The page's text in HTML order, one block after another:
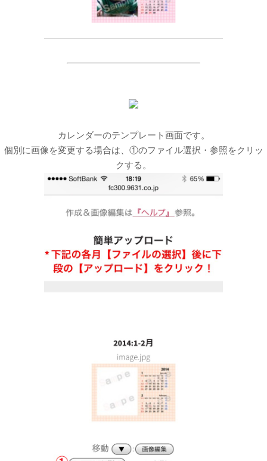
カレンダーのテンプレート画面です。
個別に画像を変更する場合は、①のファイル選択・参照をクリッ
クする。